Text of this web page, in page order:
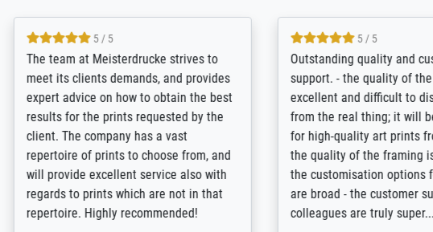
5 / 5
The team at Meisterdrucke strives to
meet its clients demands, and provides
expert advice on how to obtain the best
results for the prints requested by the
client. The company has a vast
repertoire of prints to choose from, and
will provide excellent service also with
regards to prints which are not in that
repertoire. Highly recommended!
5 / 5
Outstanding quality and
support. - the quality of the
excellent and difficult to
from the real thing; it will be
for high-quality art prints
the quality of the framing is
the customisation options
are broad - the customer
colleagues are truly super...